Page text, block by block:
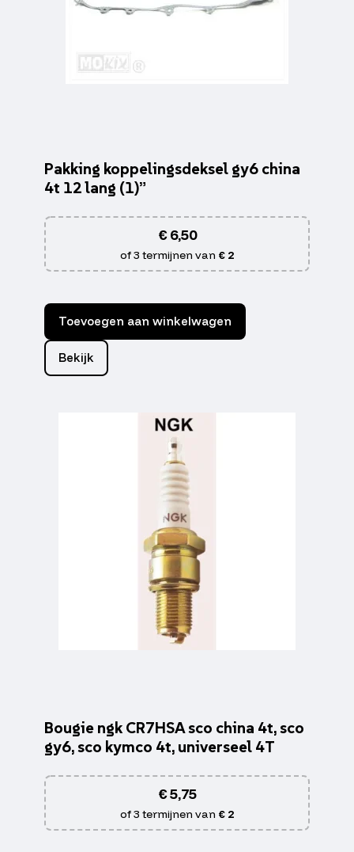
Pakking koppelingsdeksel gy6 china
4t 12 lang (1)”
€6,50
of 3 termijnen van € 2
Toevoegen aan winkelwagen
Bekijk
Bougie ngk CR7HSA sco china 4t, sco
gy6, sco kymco 4t, universeel 4T
€5,75
of 3 termijnen van € 2